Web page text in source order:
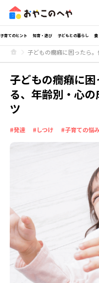
子育てのヒント 知育・遊び 子どもとの暮らし 食
子どもの癇癪に困ったら
子どもの癇癪に
る、年齢別・心
ツ
#発達 #しつけ #子育ての悩